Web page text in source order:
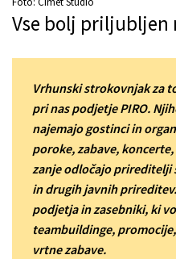
Vse bolj priljubljen
Vrhunski strokovnjak za
pri nas podjetje PIRO.
najemajo gostinci in
poroke, zabave,
zanje odločajo prireditelji
in drugih javnih
podjetja in zasebniki, ki
teambuildinge,
vrtne zabave.